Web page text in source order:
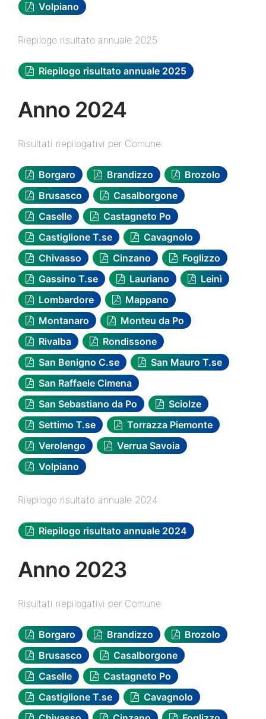
Volpiano
Riepilogo risultato annuale 2025:
Riepilogo risultato annuale 2025
Anno 2024
Risultati riepilogativi per Comune:
Borgaro Brandizzo
Brozolo
Brusasco
Casalborgone
Caselle
Castagneto Po
Castiglione T.se
Cavagnolo
Chivasso
Cinzano
Foglizzo
Gassino T.se
Lauriano
Leinì
Lombardore
Mappano
Montanaro
Monteu da Po
Rivalba
Rondissone
San Benigno C.se
San Mauro T.se
San Raffaele Cimena
San Sebastiano da Po
Sciolze
Settimo T.se
Torrazza Piemonte
Verolengo
Verrua Savoia
Volpiano
Riepilogo risultato annuale 2024:
Riepilogo risultato annuale 2024
Anno 2023
Risultati riepilogativi per Comune:
Borgaro Brandizzo
Brozolo
Brusasco
Casalborgone
Caselle
Castagneto Po
Castiglione T.se
Cavagnolo